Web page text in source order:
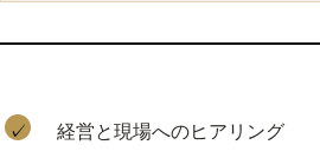
✓ 経営と現場へのヒアリング